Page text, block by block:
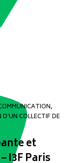
COLLECTIF DE
et
I3F Paris